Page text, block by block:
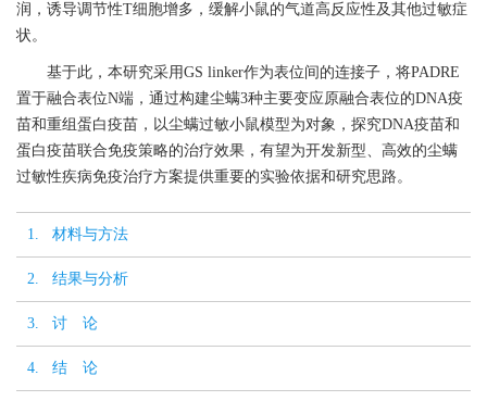
润，诱导调节性T细胞增多，缓解小鼠的气道高反应性及其他过敏症
状。
基于此，本研究采用GS linker作为表位间的连接子，将PADRE
置于融合表位N端，通过构建尘螨3种主要变应原融合表位的DNA疫
苗和重组蛋白疫苗，以尘螨过敏小鼠模型为对象，探究DNA疫苗和
蛋白疫苗联合免疫策略的治疗效果，有望为开发新型、高效的尘螨
过敏性疾病免疫治疗方案提供重要的实验依据和研究思路。
1. 材料与方法
2. 结果与分析
3. 讨 论
4. 结 论